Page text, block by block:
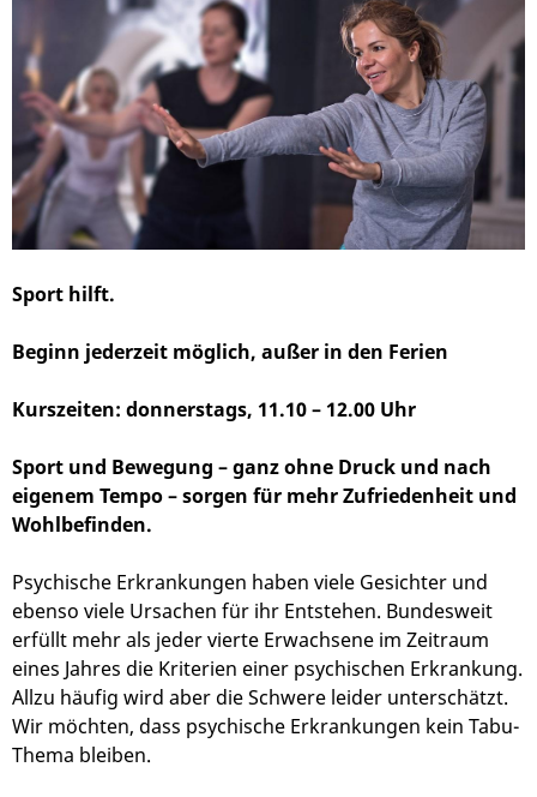
Sport hilft.
Beginn jederzeit möglich, außer in den Ferien
Kurszeiten: donnerstags, 11.10 – 12.00 Uhr
Sport und Bewegung – ganz ohne Druck und nach
eigenem Tempo – sorgen für mehr Zufriedenheit und
Wohlbefinden.
Psychische Erkrankungen haben viele Gesichter und
ebenso viele Ursachen für ihr Entstehen. Bundesweit
erfüllt mehr als jeder vierte Erwachsene im Zeitraum
eines Jahres die Kriterien einer psychischen Erkrankung.
Allzu häufig wird aber die Schwere leider unterschätzt.
Wir möchten, dass psychische Erkrankungen kein Tabu-
Thema bleiben.